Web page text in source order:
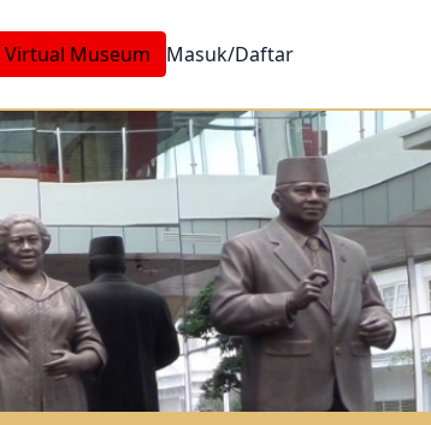
Virtual Museum Masuk/Daftar